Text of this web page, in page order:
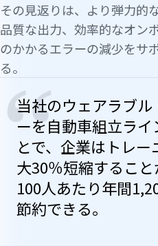
その見返りは、より弾力的
品質な出力、効率的なオン
のかかるエラーの減少をサ
る。
“
当社のウェアラブル
ーを自動車組立ライ
とで、企業はトレ
大30％短縮するこ
100人あたり年間
節約できる。